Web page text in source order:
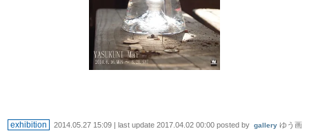
exhibition 2014.05.27 15:09| last update 2017.04.02 00:00posted by gallery ゆう画